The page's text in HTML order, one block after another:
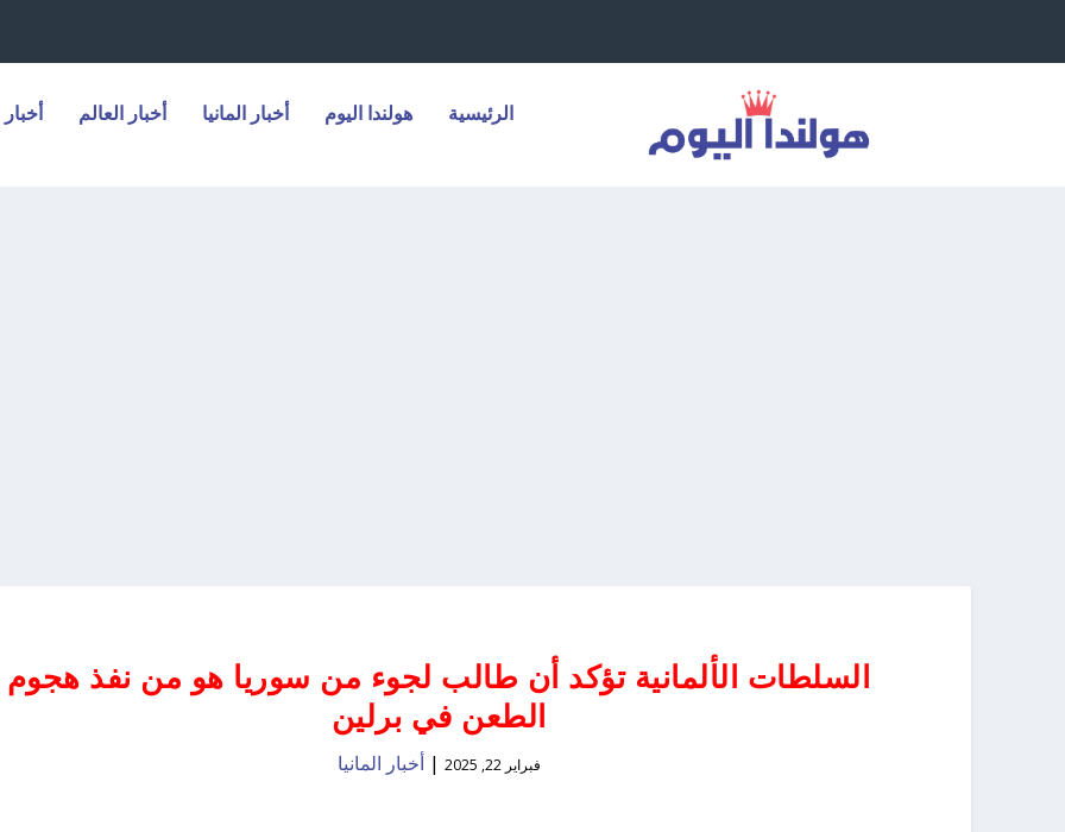
الرئيسية هولندا اليوم أخبار المانيا أخبار العالم
السلطات الألمانية تؤكد أن طالب لجوء من سوريا هو من نفذ هجوم
الطعن في برلين
فبراير 22, 2025 |أخبار المانيا